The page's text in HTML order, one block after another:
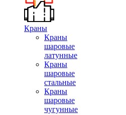
Краны
Краны
шаровые
латунные
Краны
шаровые
стальные
Краны
шаровые
чугунные